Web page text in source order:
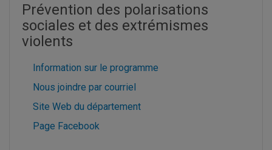
Prévention des polarisations
sociales et des extrémismes
violents
Information sur le programme
Nous joindre par courriel
Site Web du département
Page Facebook